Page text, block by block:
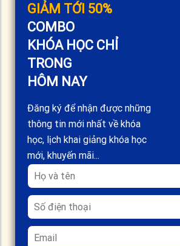
GIẢM TỚI 50%
COMBO
KHÓA HỌC CHỈ
TRONG
HÔM NAY
Đăng ký để nhận được những
thông tin mới nhất về khóa
học, lịch khai giảng khóa học
mới, khuyến mãi...